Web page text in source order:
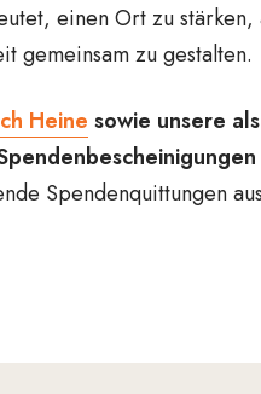
einen Ort zu
gemeinsam zu gestalten.
Heine sowie unsere
Spendenquittungen